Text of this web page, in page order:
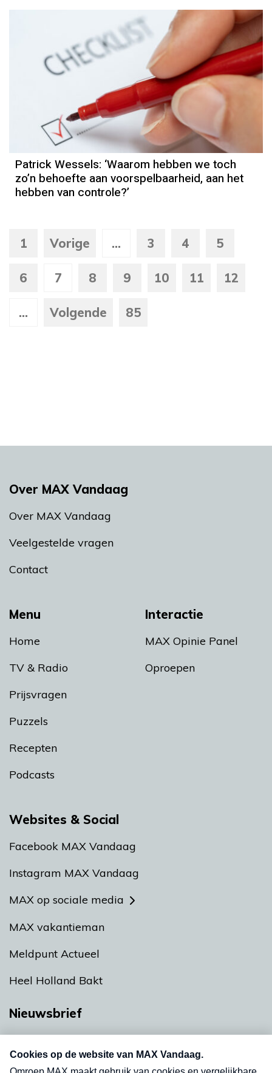
Column
Patrick Wessels
Patrick Wessels: ‘Waarom hebben we toch
zo’n behoefte aan voorspelbaarheid, aan het
hebben van controle?’
1 Vorige ... 3 4 5
6 7 8 9 10 11 12
... Volgende 85
Menu
Home
TV & Radio
Prijsvragen
Puzzels
Recepten
Podcasts
Interactie
MAX Opinie Panel
Oproepen
Over MAX Vandaag
Over MAX Vandaag
Veelgestelde vragen
Contact
Websites & Social
Facebook MAX Vandaag
Instagram MAX Vandaag
MAX op sociale media
MAX vakantieman
Meldpunt Actueel
Heel Holland Bakt
Nieuwsbrief
nieuwsbrief. Elke vrijdag- en dinsdagochtend in
uw mailbox.